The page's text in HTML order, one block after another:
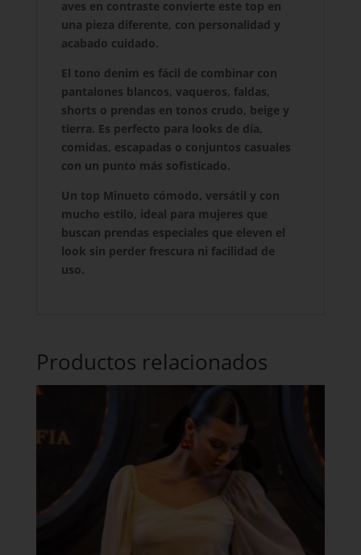
aves en contraste convierte este top en
una pieza diferente, con personalidad y
acabado cuidado.
El tono denim es fácil de combinar con
pantalones blancos, vaqueros, faldas,
shorts o prendas en tonos crudo, beige y
tierra. Es perfecto para looks de día,
comidas, escapadas o conjuntos casuales
con un punto más sofisticado.
Un top Minueto cómodo, versátil y con
mucho estilo, ideal para mujeres que
buscan prendas especiales que eleven el
look sin perder frescura ni facilidad de
uso.
Productos relacionados